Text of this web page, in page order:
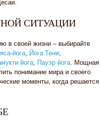
СИТУАЦИИ
в своей жизни – выбирайте
йога, Йога Тени,
йога, Пауэр йога. Мощная
понимание мира и своего
моменты, когда решается